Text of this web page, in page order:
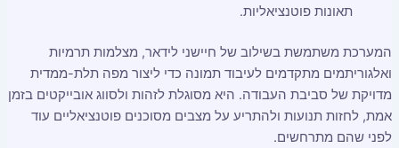
תאונות פוטנציאליות.
המערכת משתמשת בשילוב של חיישני לידאר, מצלמות תרמיות
ואלגוריתמים מתקדמים לעיבוד תמונה כדי ליצור מפה תלת-ממדית
מדויקת של סביבת העבודה. היא מסוגלת לזהות ולסווג אובייקטים בזמן
אמת, לחזות תנועות ולהתריע על מצבים מסוכנים פוטנציאליים עוד
לפני שהם מתרחשים.